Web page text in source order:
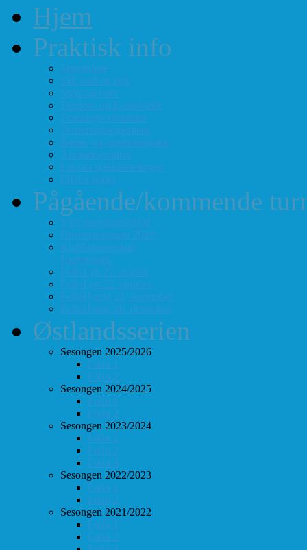
Hjem
Praktisk info
Terminliste
Tid, sted og pris
Styre og verv
Telefon- og E-post-liste
Forenings-vedtekter
Turneringsreglement
Barne- og ungdomssjakk
Årsmøte-papirer
Litt om sjakkforeningen
FIDEs regler
Pågående/kommende
Vårt turneringstilbud
Høstturneringen 2026
Klubbmesterskap
Hurtigsjakk
FolloLyn 27. august
FolloLyn 22. oktober
FolloHurtig 24. september
FolloHurtig 10. desember
Østlandsserien
Sesongen 2025/2026
Follo 1
Follo 2
Sesongen 2024/2025
Follo 1
Follo 2
Sesongen 2023/2024
Follo 1
Follo 2
Follo 3
Sesongen 2022/2023
Follo 1
Follo 2
Sesongen 2021/2022
Follo 1
Follo 2